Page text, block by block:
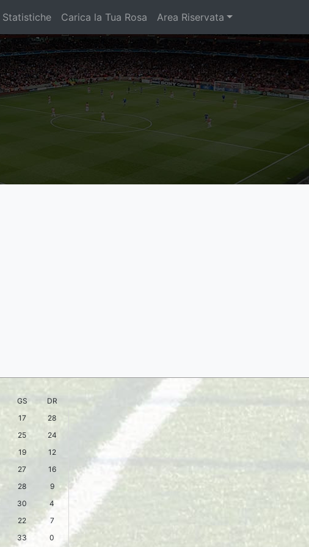
Statistiche Carica la Tua Rosa Area Riservata
GS
DR
17
28
25
24
19
12
27
16
28
9
30
4
22
7
33 0